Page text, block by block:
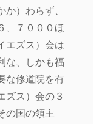
か）わらず、
、７０００ほ
エズス）会は
な、しかも福
な修道院を有
ス）会の３
の国の領主